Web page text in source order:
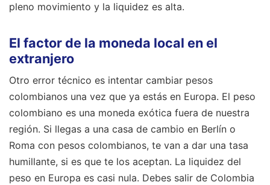
pleno movimiento y la liquidez es alta.
El factor de la moneda local en el
extranjero
Otro error técnico es intentar cambiar pesos
colombianos una vez que ya estás en Europa. El peso
colombiano es una moneda exótica fuera de nuestra
región. Si llegas a una casa de cambio en Berlín o
Roma con pesos colombianos, te van a dar una tasa
humillante, si es que te los aceptan. La liquidez del
peso en Europa es casi nula. Debes salir de Colombia